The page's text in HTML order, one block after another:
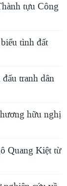
tựu Công
tình đất
tranh dân
hữu nghị
Quang Kiệt từ